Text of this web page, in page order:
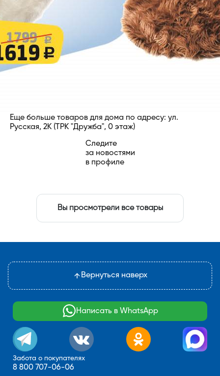
Еще больше товаров для дома по адресу: ул.
Русская, 2К (ТРК "Дружба", 0 этаж)
Следите
за новостями
в профиле
Вы просмотрели все товары
Вернуться наверх
Написать в WhatsApp
Забота о покупателях
8 800 707-06-06